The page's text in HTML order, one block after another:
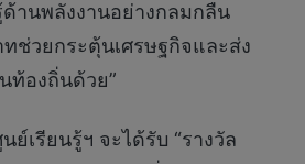
ด้านพลังงานอย่างกลมกลืน
ช่วยกระตุ้นเศรษฐกิจและส่ง
ท้องถิ่นด้วย”
ย์เรียนรู้ฯ จะได้รับ “รางวัล